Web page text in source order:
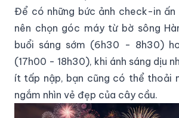
Để có những bức ảnh check-in ấn
nên chọn góc máy từ bờ sông
buổi sáng sớm (6h30 - 8h30)
(17h00 - 18h30), khi ánh sáng dịu
ít tấp nập, bạn cũng có thể thoải
ngắm nhìn vẻ đẹp của cây cầu.